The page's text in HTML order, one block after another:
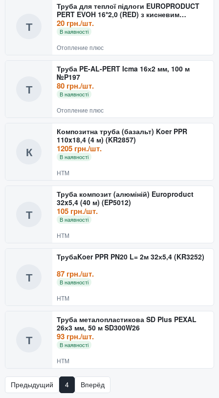
Т
Труба для теплої підлоги EUROPRODUCT
PERT EVOH 16*2,0 (RED) з кисневим
бар'єром (Китай) (300 м/
20 грн./шт.
В наявності
Отопление плюс
Т
Труба PE-AL-PERT Icma 16х2 мм, 100 м
№P197
80 грн./шт.
В наявності
Отопление плюс
К
Композитна труба (базальт) Koer PPR
110x18,4 (4 м) (KR2857)
1205 грн./шт.
В наявності
НТМ
Т
Труба композит (алюміній) Europroduct
32x5,4 (40 м) (EP5012)
105 грн./шт.
В наявності
НТМ
Т
ТрубаKoer PPR PN20 L= 2м 32х5,4 (KR3252)
87 грн./шт.
В наявності
НТМ
Т
Труба металопластикова SD Plus PEXAL
26х3 мм, 50 м SD300W26
93 грн./шт.
В наявності
НТМ
Предыдущий 4 Вперёд